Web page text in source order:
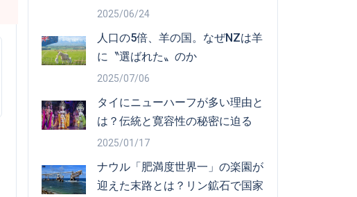
2025/06/24
人口の5倍、羊の国。なぜNZは羊
に〝選ばれた〟のか
2025/07/06
タイにニューハーフが多い理由と
は？伝統と寛容性の秘密に迫る
2025/01/17
ナウル「肥満度世界一」の楽園が
迎えた末路とは？リン鉱石で国家